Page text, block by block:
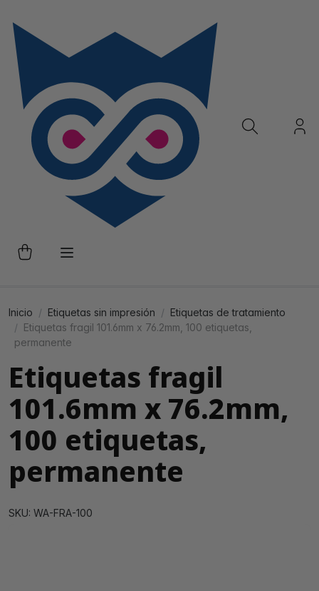
Inicio Etiquetas sin impresión
Etiquetas de tratamiento
Etiquetas fragil 101.6mm x 76.2mm, 100 etiquetas,
permanente
Etiquetas fragil
101.6mm x 76.2mm,
100 etiquetas,
permanente
SKU: WA-FRA-100